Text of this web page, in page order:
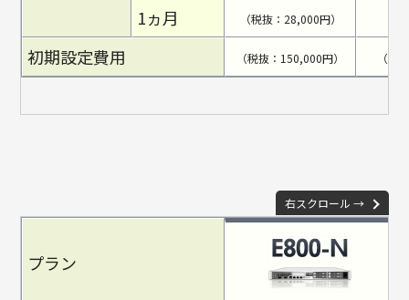
1ヵ月 （税抜：28,000円）
初期設定費用 （税抜：150,000円） （税
右スクロール →
プラン